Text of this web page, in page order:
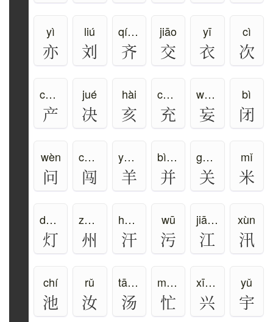
yì
亦
liú
刘
qí、jì、zī、zhāi
齐
jiāo
交
yī
衣
cì
次
chǎn
产
jué
决
hài
亥
chōng
充
wàng
妄
bì
闭
wèn
问
chuǎng
闯
yáng、xiáng
羊
bìng、bīng
并
guān
关
mǐ
米
dēng
灯
zhōu
州
hàn、hán
汗
wū
污
jiāng
江
xùn
汛
chí
池
rǔ
汝
tāng、shāng
汤
máng
忙
xīng、xìng
兴
yǔ
宇